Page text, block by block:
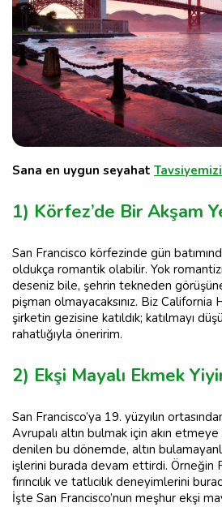
Sana en uygun seyahat Tavsiyemizi
1) Körfez’de Bir Akşam
San Francisco körfezinde gün
oldukça romantik olabilir. Yok
deseniz bile, şehrin tekneden
pişman olmayacaksınız. Biz
şirketin gezisine katıldık; katılmayı
rahatlığıyla öneririm.
2) Ekşi Mayalı Ekmek
San Francisco’ya 19. yüzyılın
Avrupalı altın bulmak için akın
denilen bu dönemde, altın
işlerini burada devam ettirdi. Örneğin
fırıncılık ve tatlıcılık deneyimlerini
İşte San Francisco’nun meşhur ekşi